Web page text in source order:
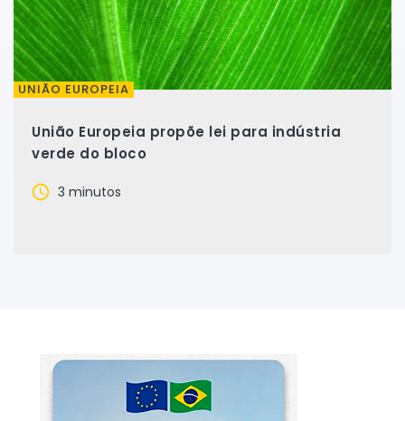
UNIÃO EUROPEIA
União Europeia propõe lei para indústria
verde do bloco
3 minutos